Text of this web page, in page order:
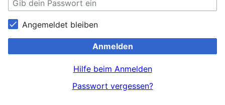
Angemeldet bleiben
Anmelden
Hilfe beim Anmelden
Passwort vergessen?